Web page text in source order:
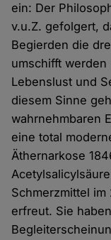
ein: Der
v.u.Z. gefolgert,
Begierden die
umschifft werden
Lebenslust und
diesem Sinne
wahrnehmbaren
eine total
Äthernarkose
Schmerzmittel
erfreut. Sie